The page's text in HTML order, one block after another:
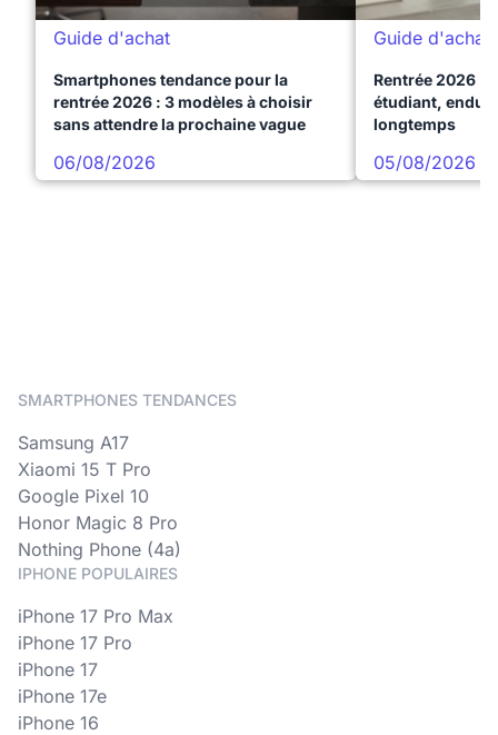
Guide d'achat
Smartphones tendance pour la
rentrée 2026 : 3 modèles à choisir
sans attendre la prochaine vague
06/08/2026
Guide d'achat
Rentrée 2026 :
étudiant,
longtemps
05/08/2026
SMARTPHONES TENDANCES
Samsung A17
Xiaomi 15 T Pro
Google Pixel 10
Honor Magic 8 Pro
Nothing Phone (4a)
IPHONE POPULAIRES
iPhone 17 Pro Max
iPhone 17 Pro
iPhone 17
iPhone 17e
iPhone 16